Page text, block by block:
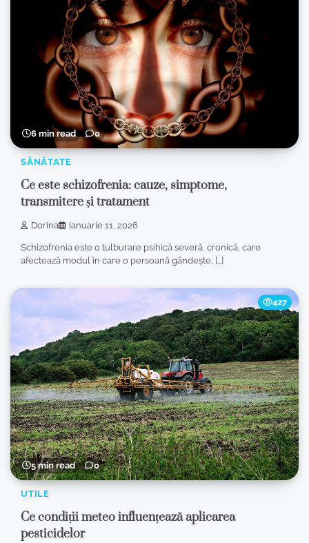
6 min read 0
SĂNĂTATE
Ce este schizofrenia: cauze, simptome,
transmitere și tratament
Dorina Ianuarie 11, 2026
Schizofrenia este o tulburare psihică severă, cronică, care
afectează modul în care o persoană gândește, […]
5 min read 0
427
UTILE
Ce condiții meteo influențează aplicarea
pesticidelor